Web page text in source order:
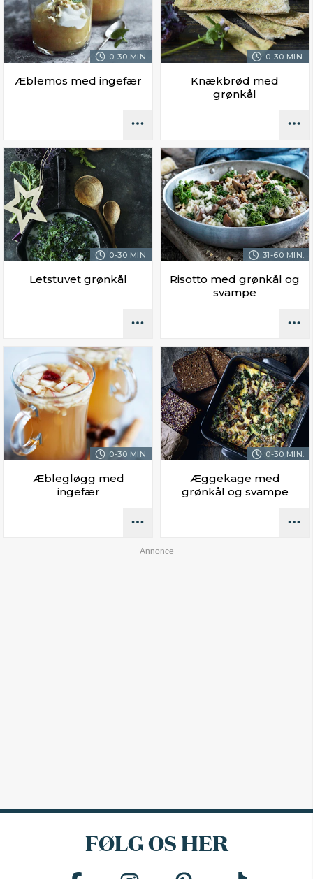
0-30 MIN.
Æblemos med ingefær
0-30 MIN.
Knækbrød med
grønkål
0-30 MIN.
Letstuvet grønkål
31-60 MIN.
Risotto med grønkål og
svampe
0-30 MIN.
Æblegløgg med
ingefær
0-30 MIN.
Æggekage med
grønkål og svampe
FØLG OS HER